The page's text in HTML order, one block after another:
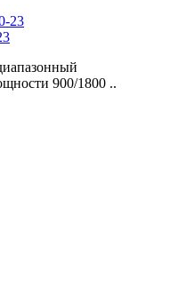
900/1800 ..